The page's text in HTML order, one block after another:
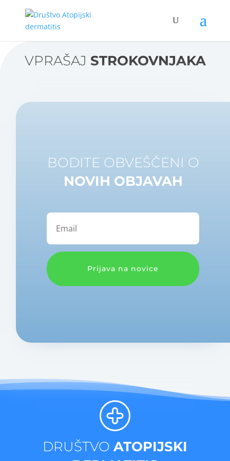
VPRAŠAJ STROKOVNJAKA
BODITE OBVEŠČENI O
NOVIH OBJAVAH
Prijava na novice
DRUŠTVO ATOPIJSKI